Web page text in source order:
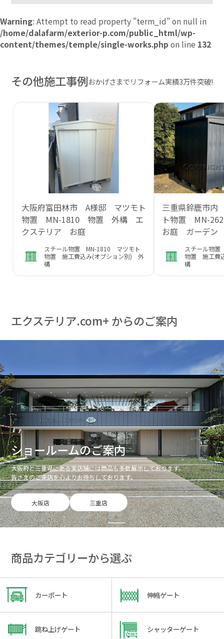
Warning: Attempt to read property "term_id" on null in
/home/dalafarm/exterior-p.com/public_html/wp-
content/themes/temple/single-works.php on line 132
その他施工事例おかげさまでリフォーム実績3万件突破!
大阪府富田林市 A様邸 マツモト
物置 MN-1810 物置 外構 エ
クステリア お庭
スチール物置 MN-1810 マツモト
物置 施工費込み(オプション別) 外
構
三重県鈴鹿市
ト物置 MN-
お庭 ガーデン
スチール物
物置 施工費
構
エクステリア.com+ からのご案内
ショールームのご案内
大阪府と三重県にある実店舗には商品も多数展示しております。
皆さまのご来店を心よりお待ちしております。
大阪店 三重店
商品カテゴリーから選ぶ
カーポート 伸縮ゲート
跳ね上げゲート シャッターゲート